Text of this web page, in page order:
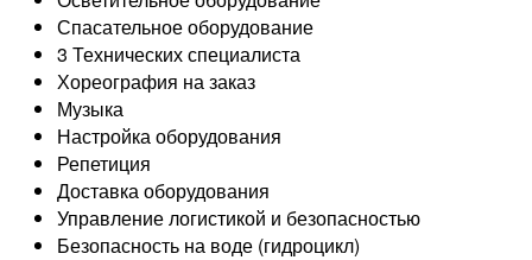
Спасательное оборудование
3 Технических специалиста
Хореография на заказ
Музыка
Настройка оборудования
Репетиция
Доставка оборудования
Управление логистикой и безопасностью
Безопасность на воде (гидроцикл)